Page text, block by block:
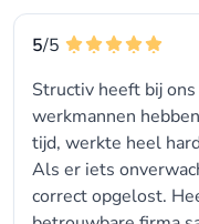
5/5
Structiv heeft bij
werkmannen
tijd, werkte heel
Als er iets
correct opgelost.